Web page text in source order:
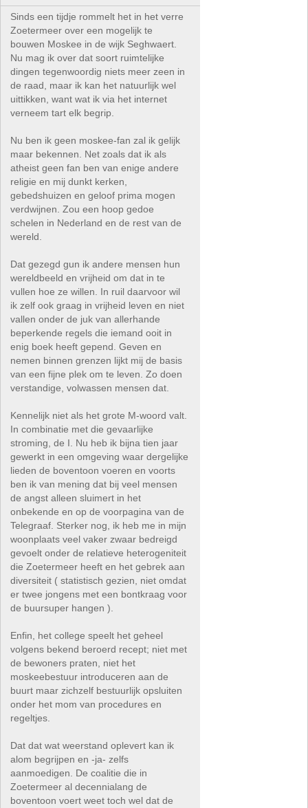
Sinds een tijdje rommelt het in het verre
Zoetermeer over een mogelijk te
bouwen Moskee in de wijk Seghwaert.
Nu mag ik over dat soort ruimtelijke
dingen tegenwoordig niets meer zeen in
de raad, maar ik kan het natuurlijk wel
uittikken, want wat ik via het internet
verneem tart elk begrip.
Nu ben ik geen moskee-fan zal ik gelijk
maar bekennen. Net zoals dat ik als
atheist geen fan ben van enige andere
religie en mij dunkt kerken,
gebedshuizen en geloof prima mogen
verdwijnen. Zou een hoop gedoe
schelen in Nederland en de rest van de
wereld.
Dat gezegd gun ik andere mensen hun
wereldbeeld en vrijheid om dat in te
vullen hoe ze willen. In ruil daarvoor wil
ik zelf ook graag in vrijheid leven en niet
vallen onder de juk van allerhande
beperkende regels die iemand ooit in
enig boek heeft gepend. Geven en
nemen binnen grenzen lijkt mij de basis
van een fijne plek om te leven. Zo doen
verstandige, volwassen mensen dat.
Kennelijk niet als het grote M-woord valt.
In combinatie met die gevaarlijke
stroming, de I. Nu heb ik bijna tien jaar
gewerkt in een omgeving waar dergelijke
lieden de boventoon voeren en voorts
ben ik van mening dat bij veel mensen
de angst alleen sluimert in het
onbekende en op de voorpagina van de
Telegraaf. Sterker nog, ik heb me in mijn
woonplaats veel vaker zwaar bedreigd
gevoelt onder de relatieve heterogeniteit
die Zoetermeer heeft en het gebrek aan
diversiteit ( statistisch gezien, niet omdat
er twee jongens met een bontkraag voor
de buursuper hangen ).
Enfin, het college speelt het geheel
volgens bekend beroerd recept; niet met
de bewoners praten, niet het
moskeebestuur introduceren aan de
buurt maar zichzelf bestuurlijk opsluiten
onder het mom van procedures en
regeltjes.
Dat dat wat weerstand oplevert kan ik
alom begrijpen en -ja- zelfs
aanmoedigen. De coalitie die in
Zoetermeer al decennialang de
boventoon voert weet toch wel dat de